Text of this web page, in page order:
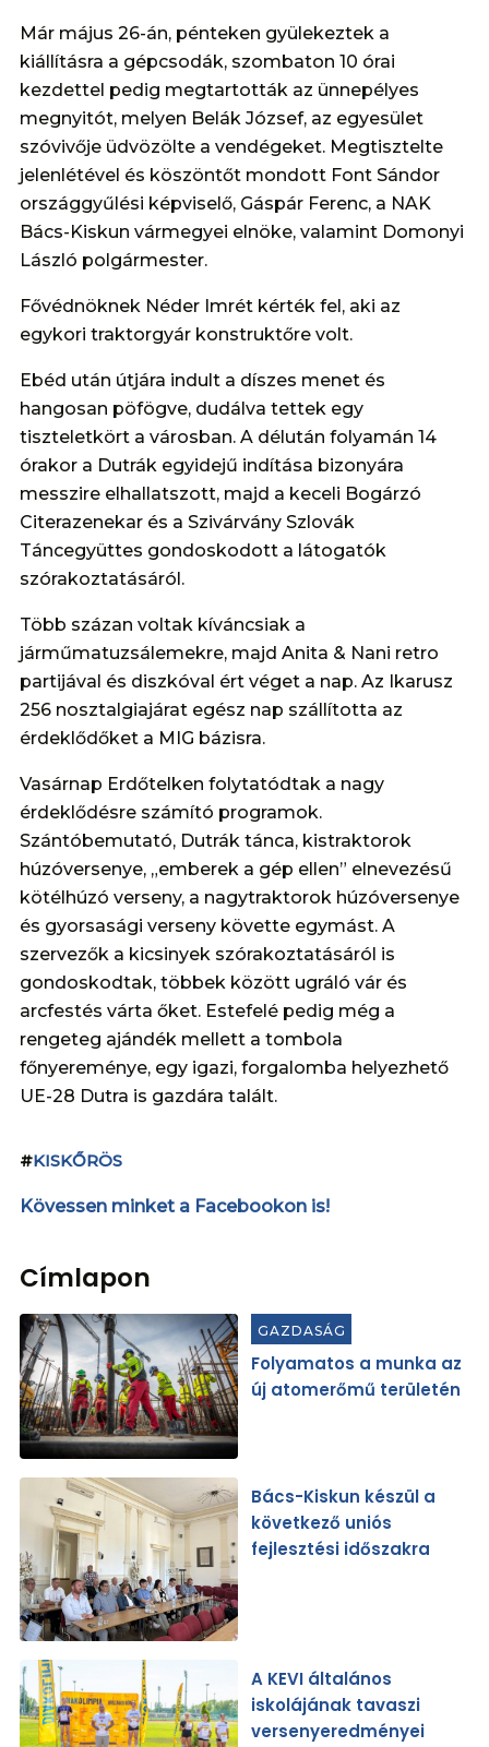
Már május 26-án, pénteken gyülekeztek a
kiállításra a gépcsodák, szombaton 10 órai
kezdettel pedig megtartották az ünnepélyes
megnyitót, melyen Belák József, az egyesület
szóvivője üdvözölte a vendégeket. Megtisztelte
jelenlétével és köszöntőt mondott Font Sándor
országgyűlési képviselő, Gáspár Ferenc, a NAK
Bács-Kiskun vármegyei elnöke, valamint Domonyi
László polgármester.
Fővédnöknek Néder Imrét kérték fel, aki az
egykori traktorgyár konstruktőre volt.
Ebéd után útjára indult a díszes menet és
hangosan pöfögve, dudálva tettek egy
tiszteletkört a városban. A délután folyamán 14
órakor a Dutrák egyidejű indítása bizonyára
messzire elhallatszott, majd a keceli Bogárzó
Citerazenekar és a Szivárvány Szlovák
Táncegyüttes gondoskodott a látogatók
szórakoztatásáról.
Több százan voltak kíváncsiak a
járműmatuzsálemekre, majd Anita & Nani retro
partijával és diszkóval ért véget a nap. Az Ikarusz
256 nosztalgiajárat egész nap szállította az
érdeklődőket a MIG bázisra.
Vasárnap Erdőtelken folytatódtak a nagy
érdeklődésre számító programok.
Szántóbemutató, Dutrák tánca, kistraktorok
húzóversenye, „emberek a gép ellen” elnevezésű
kötélhúzó verseny, a nagytraktorok húzóversenye
és gyorsasági verseny követte egymást. A
szervezők a kicsinyek szórakoztatásáról is
gondoskodtak, többek között ugráló vár és
arcfestés várta őket. Estefelé pedig még a
rengeteg ajándék mellett a tombola
főnyereménye, egy igazi, forgalomba helyezhető
UE-28 Dutra is gazdára talált.
#KISKŐRÖS
Kövessen minket a Facebookon is!
Címlapon
GAZDASÁG
Folyamatos a munka az
új atomerőmű területén
Bács-Kiskun készül a
következő uniós
fejlesztési időszakra
A KEVI általános
iskolájának tavaszi
versenyeredményei